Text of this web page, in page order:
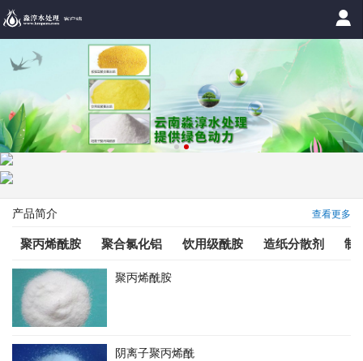
查看更多
产品简介
聚丙烯酰胺 聚合氯化铝 饮用级酰胺 造纸分散剂 制
聚丙烯酰胺
阴离子聚丙烯酰